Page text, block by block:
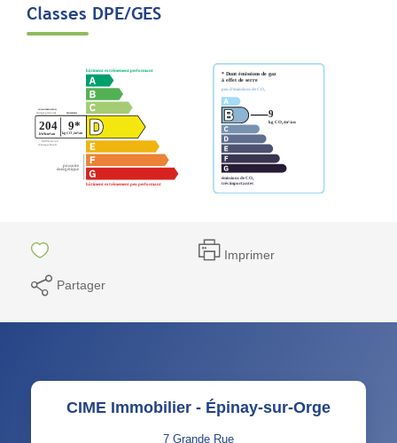
Classes DPE/GES
Imprimer
Partager
CIME Immobilier - Épinay-sur-Orge
7 Grande Rue